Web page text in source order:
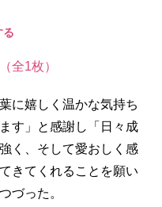
る
全1枚）
に嬉しく温かな気持ち
す」と感謝し「日々成
く、そして愛おしく感
きてくれることを願い
づった。